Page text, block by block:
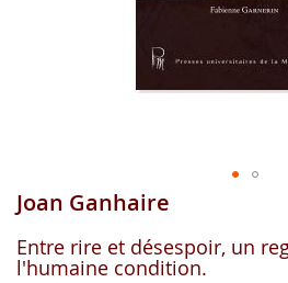
Skip
to
the
beginning
Joan Ganhaire
Entre rire et désespoir, un
l'humaine condition.